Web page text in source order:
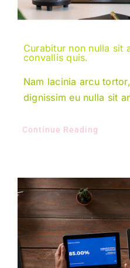
Curabitur non nulla sit
convallis quis.
Nam lacinia arcu
dignissim eu nulla sit
Continue Reading